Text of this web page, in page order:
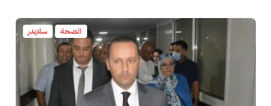
الصحة سلايدر